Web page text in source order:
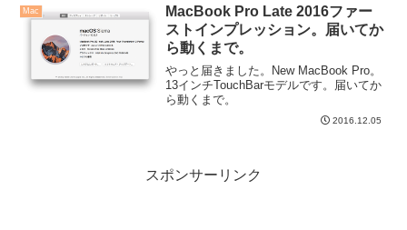
Mac
MacBook Pro Late 2016ファー
ストインプレッション。届いてか
ら動くまで。
やっと届きました。New MacBook Pro。
13インチTouchBarモデルです。届いてか
ら動くまで。
2016.12.05
スポンサーリンク